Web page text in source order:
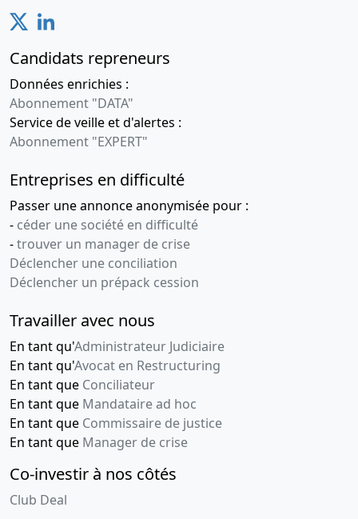
Candidats repreneurs
Données enrichies :
Abonnement "DATA"
Service de veille et d'alertes :
Abonnement "EXPERT"
Entreprises en difficulté
Passer une annonce anonymisée pour :
- céder une société en difficulté
-trouver un manager de crise
Déclencher une conciliation
Déclencher un prépack cession
Travailler avec nous
En tant qu'Administrateur Judiciaire
En tant qu'Avocat en Restructuring
En tant que Conciliateur
En tant que Mandataire ad hoc
En tant que Commissaire de justice
En tant que Manager de crise
Co-investir à nos côtés
Club Deal